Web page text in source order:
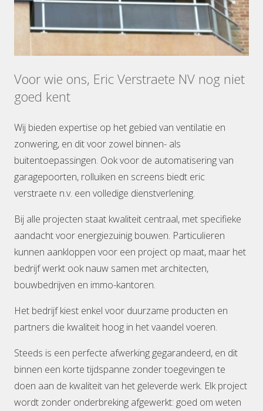
Voor wie ons, Eric Verstraete NV nog niet
goed kent
Wij bieden expertise op het gebied van ventilatie en
zonwering, en dit voor zowel binnen- als
buitentoepassingen. Ook voor de automatisering van
garagepoorten, rolluiken en screens biedt eric
verstraete n.v. een volledige dienstverlening.
Bij alle projecten staat kwaliteit centraal, met specifieke
aandacht voor energiezuinig bouwen. Particulieren
kunnen aankloppen voor een project op maat, maar het
bedrijf werkt ook nauw samen met architecten,
bouwbedrijven en immo-kantoren.
Het bedrijf kiest enkel voor duurzame producten en
partners die kwaliteit hoog in het vaandel voeren.
Steeds is een perfecte afwerking gegarandeerd, en dit
binnen een korte tijdspanne zonder toegevingen te
doen aan de kwaliteit van het geleverde werk. Elk project
wordt zonder onderbreking afgewerkt: goed om weten